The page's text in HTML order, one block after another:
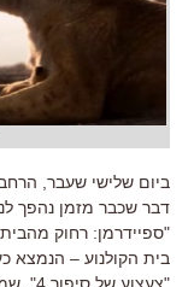
ביום שלישי שעבר,
דבר שכבר מזמן נהפך
"ספיידרמן: רחוק מהבית
בית הקולנוע – הנמצא